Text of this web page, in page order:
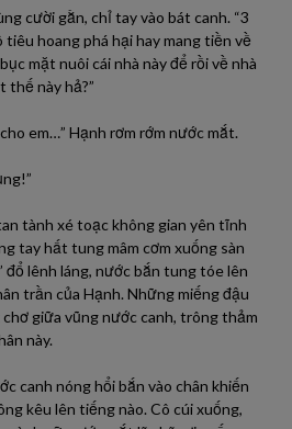
cười gằn, chỉ tay vào bát canh. “3
hoang phá hại hay mang tiền về
mặt nuôi cái nhà này để rồi về nhà
thế này hả?”
em…” Hạnh rơm rớm nước mắt.
tành xé toạc không gian yên tĩnh
tay hất tung mâm cơm xuống sàn
đổ lênh láng, nước bắn tung tóe lên
trần của Hạnh. Những miếng đậu
giữa vũng nước canh, trông thảm
này.
canh nóng hổi bắn vào chân khiến
kêu lên tiếng nào. Cô cúi xuống,